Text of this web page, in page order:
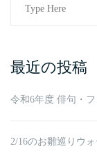
Search
最近の投稿
令和6年度 俳句・
2/16のお雛巡りウ